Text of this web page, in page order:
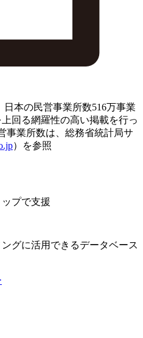
本の民営事業所数516万事業
回る網羅性の高い掲載を行っ
事業所数は、総務省統計局サ
）を参照
プで支援
グに活用できるデータベース